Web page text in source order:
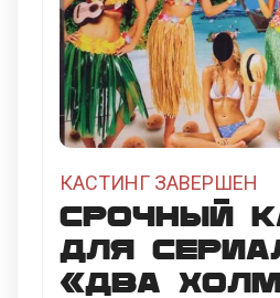
КАСТИНГ ЗАВЕРШЕН
Срочный
для
«Два